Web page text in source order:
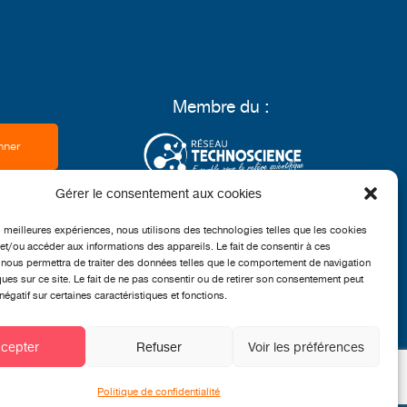
Gérer le consentement aux cookies
meilleures expériences, nous utilisons des technologies telles que les cookies
ou accéder aux informations des appareils. Le fait de consentir à ces
permettra de traiter des données telles que le comportement de navigation
sur ce site. Le fait de ne pas consentir ou de retirer son consentement peut
sur certaines caractéristiques et fonctions.
Refuser Voir les préférences
Politique de confidentialité
Membre du :
Grand partenaire :